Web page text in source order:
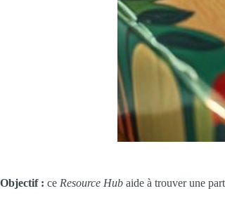
Objectif : ce Resource Hub aide à trouver une